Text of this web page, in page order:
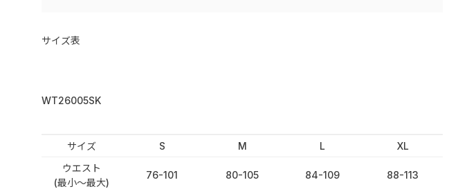
サイズ表
WT26005SK
サイズ S M L
XL
ウエスト
(最小～最大)
76-101 80-105 84-109 88-113